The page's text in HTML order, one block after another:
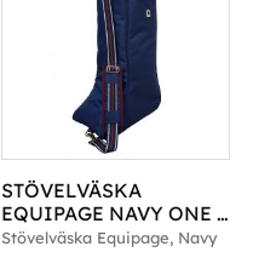
STÖVELVÄSKA
EQUIPAGE NAVY ONE
SIZE
Stövelväska Equipage, Navy